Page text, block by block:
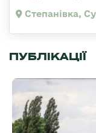
Степанівка,
ПУБЛІКАЦІЇ